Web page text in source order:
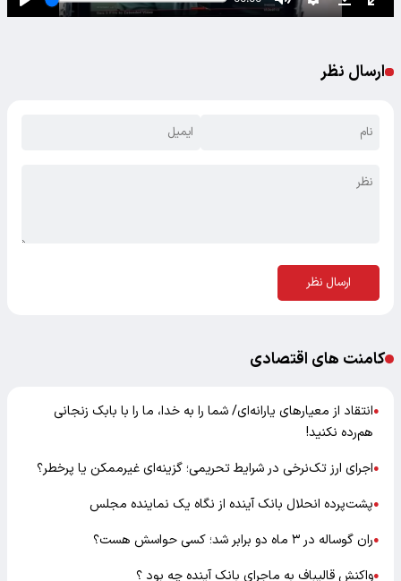
ارسال نظر
ارسال نظر
کامنت های اقتصادی
●انتقاد از معیارهای یارانه‌ای/ شما را به خدا، ما را با بابک زنجانی
هم‌رده نکنید!
●اجرای ارز تک‌نرخی در شرایط تحریمی؛ گزینه‌ای غیرممکن یا پرخطر؟
●پشت‌پرده انحلال بانک آینده از نگاه یک نماینده مجلس
●ران گوساله در ۳ ماه دو برابر شد؛ کسی حواسش هست؟
●واکنش قالیباف به ماجرای بانک آینده چه بود ؟